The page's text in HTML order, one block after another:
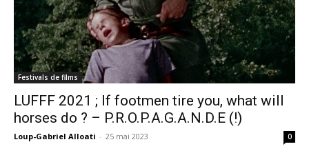
Festivals de films
LUFFF 2021 ; If footmen tire you, what will
horses do ? – P.R.O.P.A.G.A.N.D.E (!)
Loup-Gabriel Alloati - 25 mai 2023 0